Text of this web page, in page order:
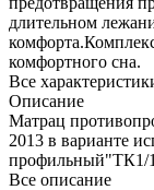
длительном
комфортного сна.
Все
Описание
Матрац
2013 в варианте
профильный"ТК1/1
Все описание